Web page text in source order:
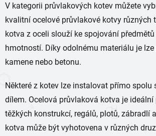
V kategorii průvlakových kotev můžete
kvalitní ocelové průvlakové kotvy různých
kotva z oceli slouží ke spojování předmětů
hmotností. Díky odolnému materiálu je
kamene nebo betonu.
Některé z kotev lze instalovat přímo spolu
dílem. Ocelová průvlaková kotva je
těžkých konstrukcí, regálů, plotů, zábradlí
kotva může být vyhotovena v různých